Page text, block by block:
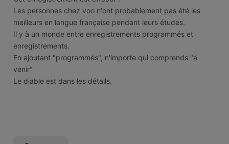
Les personnes chez voo n'ont probablement pas été les
meilleurs en langue française pendant leurs études.
Il y à un monde entre enregistrements programmés et
enregistrements.
En ajoutant "programmés", n'importe qui comprends "à
venir"
Le diable est dans les détails.